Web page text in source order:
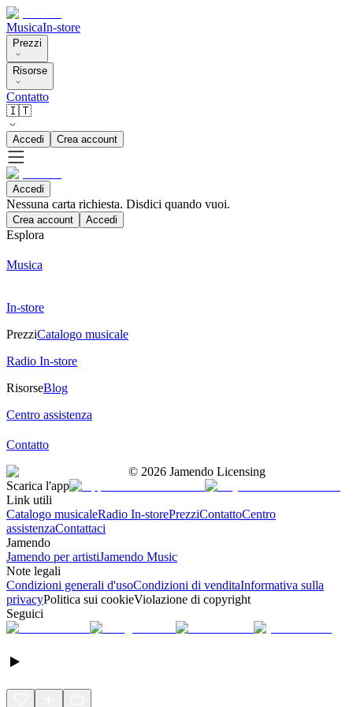
MusicaIn-store
Prezzi
Risorse
Contatto
🇮🇹
Accedi Crea account
Accedi
Nessuna carta richiesta. Disdici quando vuoi.
Crea account Accedi
Esplora
Musica
In-store
PrezziCatalogo musicale
Radio In-store
RisorseBlog
Centro assistenza
Contatto
© 2026 Jamendo Licensing
Scarica l'app
Link utili
Catalogo musicaleRadio In-storePrezziContattoCentro
assistenzaContattaci
Jamendo
Jamendo per artistiJamendo Music
Note legali
Condizioni generali d'usoCondizioni di venditaInformativa sulla
privacyPolitica sui cookieViolazione di copyright
Seguici